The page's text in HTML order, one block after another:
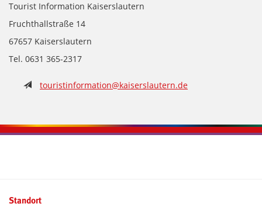
Tourist Information Kaiserslautern
Fruchthallstraße 14
67657 Kaiserslautern
Tel. 0631 365-2317
touristinformation@kaiserslautern.de
Standort